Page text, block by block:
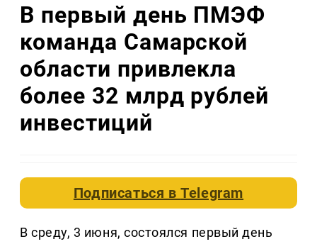
В первый день ПМЭФ
команда Самарской
области привлекла
более 32 млрд рублей
инвестиций
Подписаться вTelegram
В среду, 3 июня, состоялся первый день